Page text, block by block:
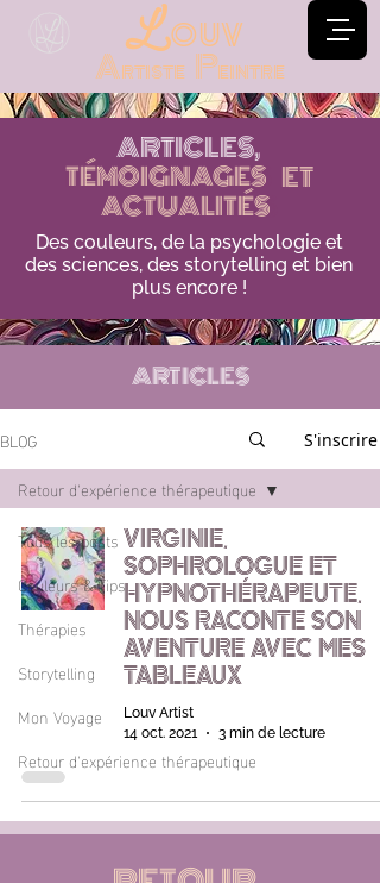
Louv
Artiste Peintre
ARTICLES,
TÉMOIGNAGES ET
ACTUALITÉS
TÉMOIGNAGES
ACTUALITÉS
Des couleurs, de la psychologie et
des sciences, des storytelling et bien
plus encore !
ARTICLES
BLOG S'inscrire
Tous les posts
Couleurs & Tips
Thérapies
Storytelling
Mon Voyage
Retour d'expérience thérapeutique
Retour d'expérience thérapeutique
VIRGINIE,
SOPHROLOGUE ET
HYPNOTHÉRAPEUTE,
NOUS RACONTE SON
AVENTURE AVEC MES
TABLEAUX
Louv Artist
14 oct. 2021
3 min de lecture